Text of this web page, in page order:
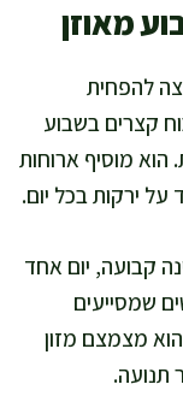
מאוזן
להפחית
קצרים בשבוע
הוא מוסיף ארוחות
ירקות בכל יום.
קבועה, יום אחד
שמסייעים
הוא מצמצם מזון
תנועה.